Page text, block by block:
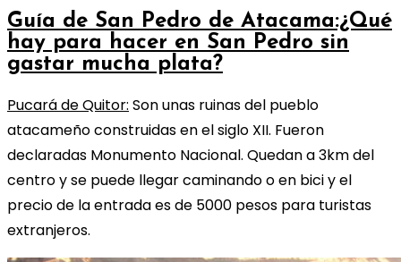
Guía de San Pedro de Atacama:¿Qué
hay para hacer en San Pedro sin
gastar mucha plata?
Pucará de Quitor: Son unas ruinas del pueblo
atacameño construidas en el siglo XII. Fueron
declaradas Monumento Nacional. Quedan a 3km del
centro y se puede llegar caminando o en bici y el
precio de la entrada es de 5000 pesos para turistas
extranjeros.